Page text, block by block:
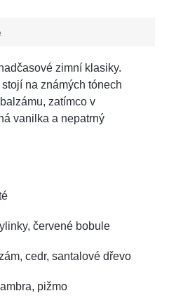
zimní klasiky.
na známých tónech
zatímco v
vanilka a nepatrný
červené bobule
cedr, santalové dřevo
pižmo